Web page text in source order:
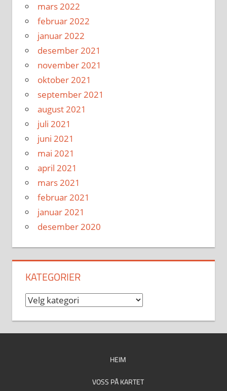
mars 2022
februar 2022
januar 2022
desember 2021
november 2021
oktober 2021
september 2021
august 2021
juli 2021
juni 2021
mai 2021
april 2021
mars 2021
februar 2021
januar 2021
desember 2020
KATEGORIER
Kategorier
HEIM
VOSS PÅ KARTET